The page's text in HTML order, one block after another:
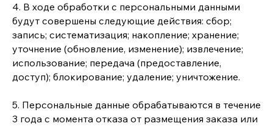
4. В ходе обработки с персональными данными
будут совершены следующие действия: сбор;
запись; систематизация; накопление; хранение;
уточнение (обновление, изменение); извлечение;
использование; передача (предоставление,
доступ); блокирование; удаление; уничтожение.
5. Персональные данные обрабатываются в течение
3 года с момента отказа от размещения заказа или